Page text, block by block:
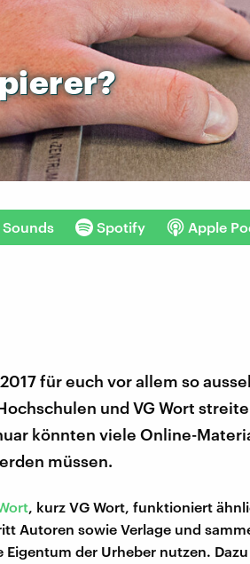
Sounds Spotify Apple
für euch vor allem so
und VG Wort
könnten viele Online-
müssen.
, kurz VG Wort, funktioniert
Autoren sowie Verlage und
der Urheber nutzen.